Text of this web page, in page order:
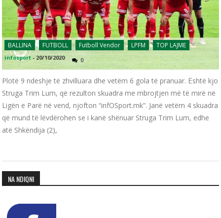
BALLINA FUTBOLL Futboll Vendor LPFM TOP LAJME
infosport - 20/10/2020 0
Plotë 9 ndeshje të zhvilluara dhe vetëm 6 gola të pranuar. Është kjo
Struga Trim Lum, që rezulton skuadra me mbrojtjen më të mirë në
Ligën e Parë në vend, njofton “infOSport.mk”. Janë vetëm 4 skuadra
që mund të lëvdërohen se i kanë shënuar Struga Trim Lum, edhe
atë Shkëndija (2),
NA NDIQNI